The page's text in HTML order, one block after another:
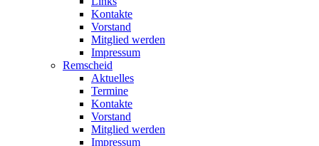
Kontakte
Vorstand
Mitglied werden
Impressum
Remscheid
Aktuelles
Termine
Kontakte
Vorstand
Mitglied werden
Impressum